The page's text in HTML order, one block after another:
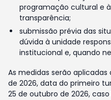
programação cultural e
transparência;
submissão prévia das
dúvida à unidade
institucional e, quando
As medidas serão
de 2026, data do primeiro
25 de outubro de 2026,